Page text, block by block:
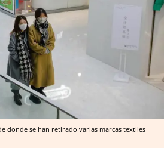
donde se han retirado varias marcas textiles